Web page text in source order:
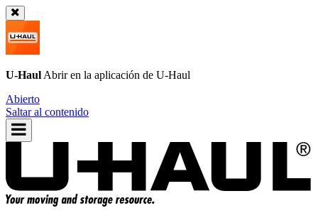
U-Haul Abrir en la aplicación de U-Haul
Abierto
Saltar al contenido